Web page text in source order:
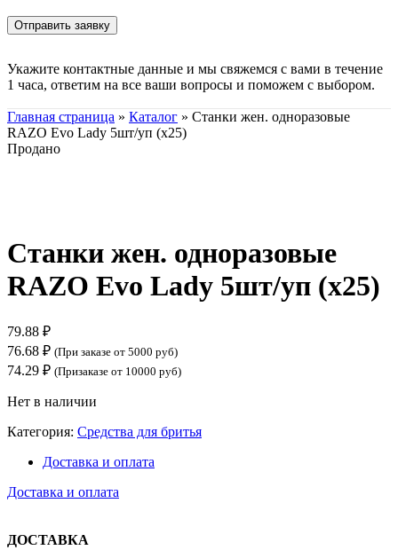
Укажите контактные данные и мы свяжемся с вами в течение
1 часа, ответим на все ваши вопросы и поможем с выбором.
Главная страница » Каталог » Станки жен. одноразовые
RAZO Evo Lady 5шт/уп (х25)
Продано
Станки жен. одноразовые
RAZO Evo Lady 5шт/уп (х25)
79.88 ₽
76.68 ₽ (При заказе от 5000 руб)
74.29 ₽ (Призаказе от 10000 руб)
Нет в наличии
Категория: Средства для бритья
Доставка и оплата
Доставка и оплата
ДОСТАВКА